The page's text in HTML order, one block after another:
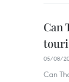
Can
05/08/
Can